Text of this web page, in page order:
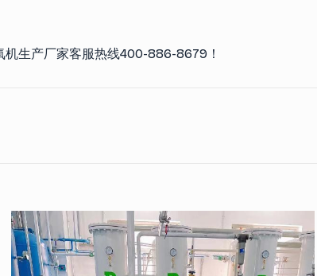
机生产厂家客服热线400-886-8679！